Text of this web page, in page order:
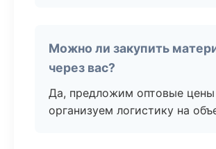
Можно ли закупить
через вас?
Да, предложим оптовые
организуем логистику на